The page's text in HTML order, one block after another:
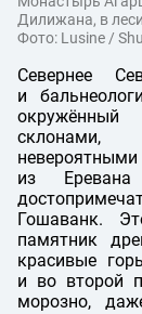
Дилижана, в
Фото: Lusine /
Севернее
и
склонами,
из
Гошаванк.
памятник
красивые
и во второй
морозно,